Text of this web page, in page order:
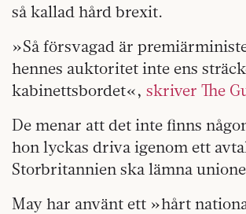
så kallad hård brexit.
»Så försvagad är
hennes auktoritet inte ens
kabinettsbordet«, skriver The
De menar att det inte finns
hon lyckas driva igenom ett
Storbritannien ska lämna
May har använt ett »hårt